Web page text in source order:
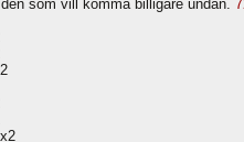
den som vill komma billigare undan.